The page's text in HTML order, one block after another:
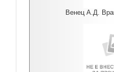
Венец А.Д.